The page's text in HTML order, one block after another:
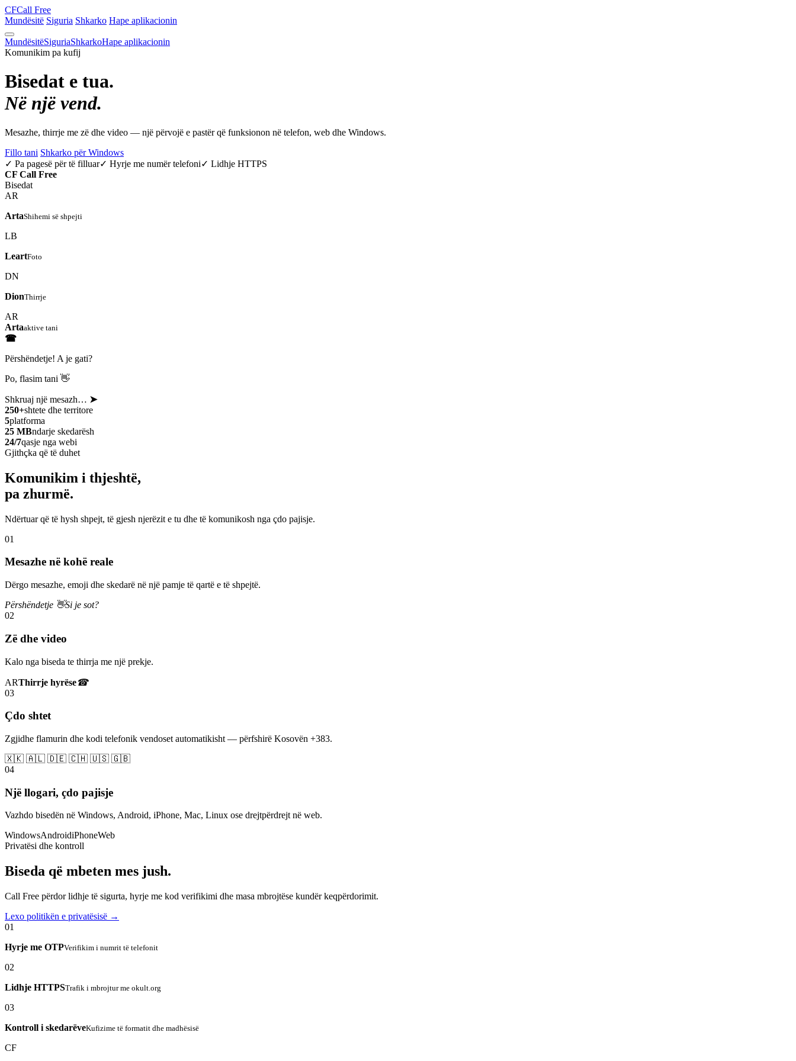
CFCall Free
Mundësitë Siguria Shkarko Hape aplikacionin
MundësitëSiguriaShkarkoHape aplikacionin
Komunikim pa kufij
Bisedat e tua.
Në një vend.
Mesazhe, thirrje me zë dhe video — një përvojë e pastër që funksionon në telefon, web dhe Windows.
Fillo tani Shkarko për Windows
✓ Pa pagesë për të filluar✓ Hyrje me numër telefoni✓ Lidhje HTTPS
CF Call Free
Bisedat
AR
ArtaShihemi së shpejti
LB
LeartFoto
DN
DionThirrje
AR
Artaaktive tani
☎
Përshëndetje! A je gati?
Po, flasim tani 👋
Shkruaj një mesazh… ➤
250+shtete dhe territore
5platforma
25 MBndarje skedarësh
24/7qasje nga webi
Gjithçka që të duhet
Komunikim i thjeshtë,
pa zhurmë.
Ndërtuar që të hysh shpejt, të gjesh njerëzit e tu dhe të komunikosh nga çdo pajisje.
01
Mesazhe në kohë reale
Dërgo mesazhe, emoji dhe skedarë në një pamje të qartë e të shpejtë.
Përshëndetje 👋Si je sot?
02
Zë dhe video
Kalo nga biseda te thirrja me një prekje.
ARThirrje hyrëse☎
03
Çdo shtet
Zgjidhe flamurin dhe kodi telefonik vendoset automatikisht — përfshirë Kosovën +383.
🇽🇰 🇦🇱 🇩🇪 🇨🇭 🇺🇸 🇬🇧
04
Një llogari, çdo pajisje
Vazhdo bisedën në Windows, Android, iPhone, Mac, Linux ose drejtpërdrejt në web.
WindowsAndroidiPhoneWeb
Privatësi dhe kontroll
Biseda që mbeten mes jush.
Call Free përdor lidhje të sigurta, hyrje me kod verifikimi dhe masa mbrojtëse kundër keqpërdorimit.
Lexo politikën e privatësisë →
01
Hyrje me OTPVerifikim i numrit të telefonit
02
Lidhje HTTPSTrafik i mbrojtur me okult.org
03
Kontroll i skedarëveKufizime të formatit dhe madhësisë
CF